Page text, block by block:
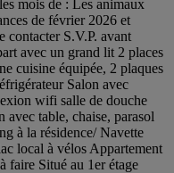
mois de : Les animaux
de février 2026 et
contacter S.V.P. avant
avec un grand lit 2 places
cuisine équipée, 2 plaques
Salon avec
wifi salle de douche
avec table, chaise, parasol
à la résidence/ Navette
local à vélos Appartement
faire Situé au 1er étage